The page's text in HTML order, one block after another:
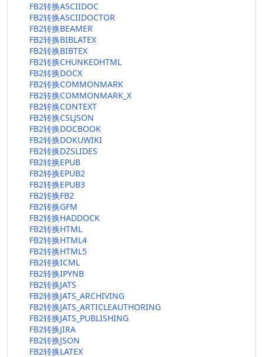
FB2转换ASCIIDOC
FB2转换ASCIIDOCTOR
FB2转换BEAMER
FB2转换BIBLATEX
FB2转换BIBTEX
FB2转换CHUNKEDHTML
FB2转换DOCX
FB2转换COMMONMARK
FB2转换COMMONMARK_X
FB2转换CONTEXT
FB2转换CSLJSON
FB2转换DOCBOOK
FB2转换DOKUWIKI
FB2转换DZSLIDES
FB2转换EPUB
FB2转换EPUB2
FB2转换EPUB3
FB2转换FB2
FB2转换GFM
FB2转换HADDOCK
FB2转换HTML
FB2转换HTML4
FB2转换HTML5
FB2转换ICML
FB2转换IPYNB
FB2转换JATS
FB2转换JATS_ARCHIVING
FB2转换JATS_ARTICLEAUTHORING
FB2转换JATS_PUBLISHING
FB2转换JIRA
FB2转换JSON
FB2转换LATEX